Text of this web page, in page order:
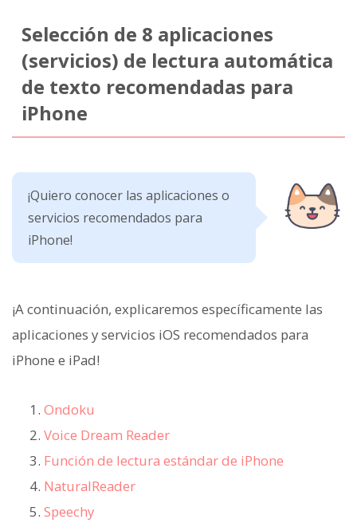
Selección de 8 aplicaciones
(servicios) de lectura automática
de texto recomendadas para
iPhone
¡Quiero conocer las aplicaciones o
servicios recomendados para
iPhone!
¡A continuación, explicaremos específicamente las
aplicaciones y servicios iOS recomendados para
iPhone e iPad!
Ondoku
Voice Dream Reader
Función de lectura estándar de iPhone
NaturalReader
Speechy